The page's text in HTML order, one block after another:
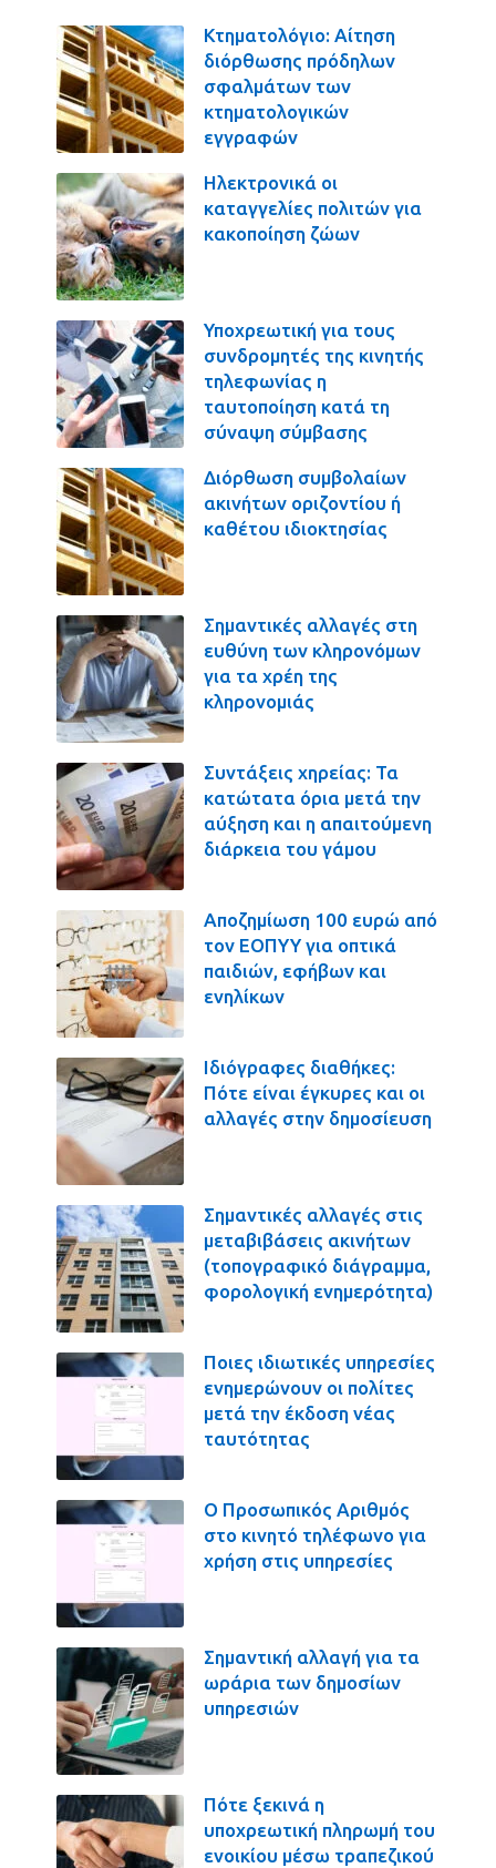
Κτηματολόγιο: Αίτηση
διόρθωσης πρόδηλων
σφαλμάτων των
κτηματολογικών
εγγραφών
Ηλεκτρονικά οι
καταγγελίες πολιτών για
κακοποίηση ζώων
Υποχρεωτική για τους
συνδρομητές της κινητής
τηλεφωνίας η
ταυτοποίηση κατά τη
σύναψη σύμβασης
Διόρθωση συμβολαίων
ακινήτων οριζοντίου ή
καθέτου ιδιοκτησίας
Σημαντικές αλλαγές στη
ευθύνη των κληρονόμων
για τα χρέη της
κληρονομιάς
Συντάξεις χηρείας: Τα
κατώτατα όρια μετά την
αύξηση και η απαιτούμενη
διάρκεια του γάμου
Αποζημίωση 100 ευρώ από
τον ΕΟΠΥΥ για οπτικά
παιδιών, εφήβων και
ενηλίκων
Ιδιόγραφες διαθήκες:
Πότε είναι έγκυρες και οι
αλλαγές στην δημοσίευση
Σημαντικές αλλαγές στις
μεταβιβάσεις ακινήτων
(τοπογραφικό διάγραμμα,
φορολογική ενημερότητα)
Ποιες ιδιωτικές υπηρεσίες
ενημερώνουν οι πολίτες
μετά την έκδοση νέας
ταυτότητας
Ο Προσωπικός Αριθμός
στο κινητό τηλέφωνο για
χρήση στις υπηρεσίες
Σημαντική αλλαγή για τα
ωράρια των δημοσίων
υπηρεσιών
Πότε ξεκινά η
υποχρεωτική πληρωμή του
ενοικίου μέσω τραπεζικού